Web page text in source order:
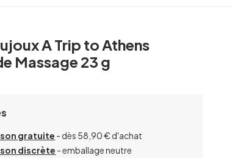
A Trip to Athens
Massage 23 g
gratuite - dès 58,90 € d'achat
discrète - emballage neutre